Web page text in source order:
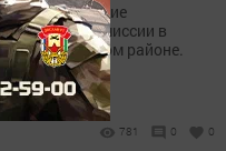
заседание
комиссии в
районе.
781 0 0